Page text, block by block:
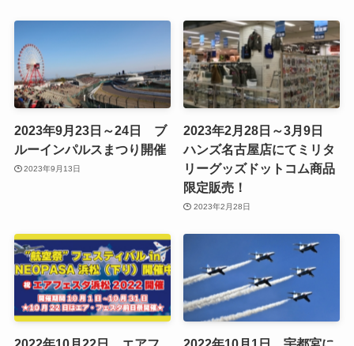
2023年9月23日～24日 ブ
ルーインパルスまつり開催
2023年9月13日
2023年2月28日～3月9日
ハンズ名古屋店にてミリタ
リーグッズドットコム商品
限定販売！
2023年2月28日